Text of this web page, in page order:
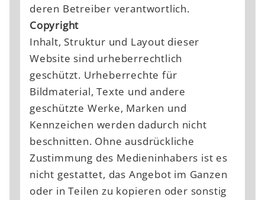
Basic Hotel Innsbruck
Gutscheine
Shop
deren Betreiber verantwortlich.
Copyright
Inhalt, Struktur und Layout dieser
Website sind urheberrechtlich
geschützt. Urheberrechte für
Bildmaterial, Texte und andere
geschützte Werke, Marken und
Kennzeichen werden dadurch nicht
beschnitten. Ohne ausdrückliche
Zustimmung des Medieninhabers ist es
nicht gestattet, das Angebot im Ganzen
oder in Teilen zu kopieren oder sonstig